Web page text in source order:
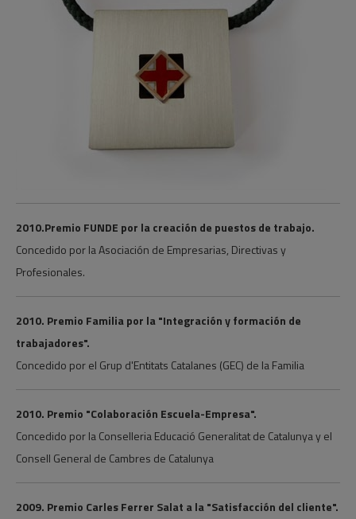
2010.Premio FUNDE por la creación de puestos de trabajo.
Concedido por la Asociación de Empresarias, Directivas y
Profesionales.
2010. Premio Familia por la "Integración y formación de
trabajadores".
Concedido por el Grup d'Entitats Catalanes (GEC) de la Familia
2010. Premio "Colaboración Escuela-Empresa".
Concedido por la Conselleria Educació Generalitat de Catalunya y el
Consell General de Cambres de Catalunya
2009. Premio Carles Ferrer Salat a la "Satisfacción del cliente".